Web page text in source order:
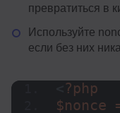
превратиться в
Используйте
если без них
?php